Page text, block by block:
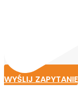
WYŚLIJ ZAPYTANIE